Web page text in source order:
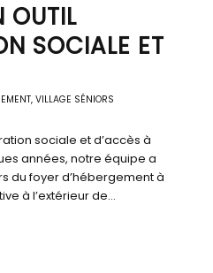
OUTIL
SOCIALE ET
, VILLAGE SÉNIORS
sociale et d’accès à
années, notre équipe a
du foyer d’hébergement à
à l’extérieur de…